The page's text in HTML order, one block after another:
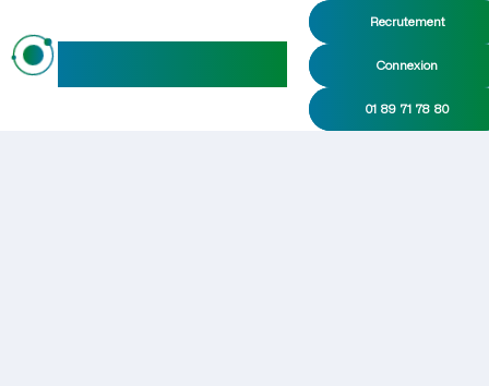
Recrutement
Connexion
01 89 71 78 80